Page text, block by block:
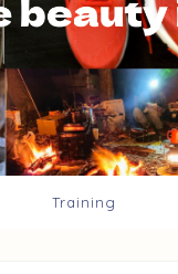
Training